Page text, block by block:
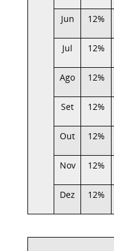
Jun 12%
Jul 12%
Ago 12%
Set 12%
Out 12%
Nov 12%
Dez 12%